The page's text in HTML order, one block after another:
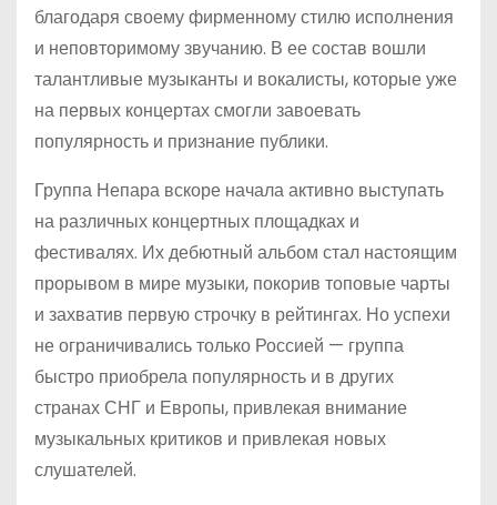
благодаря своему фирменному стилю исполнения
и неповторимому звучанию. В ее состав вошли
талантливые музыканты и вокалисты, которые уже
на первых концертах смогли завоевать
популярность и признание публики.
Группа Непара вскоре начала активно выступать
на различных концертных площадках и
фестивалях. Их дебютный альбом стал настоящим
прорывом в мире музыки, покорив топовые чарты
и захватив первую строчку в рейтингах. Но успехи
не ограничивались только Россией — группа
быстро приобрела популярность и в других
странах СНГ и Европы, привлекая внимание
музыкальных критиков и привлекая новых
слушателей.